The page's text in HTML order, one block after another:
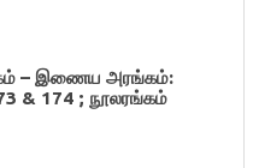
– இணைய அரங்கம்:
& 174 ; நூலரங்கம்